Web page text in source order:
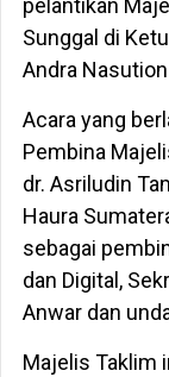
pelantikan
Sunggal di
Andra
Acara yang
Pembina
dr. Asriludin
Haura
sebagai
dan Digital,
Anwar dan
Majelis Taklim